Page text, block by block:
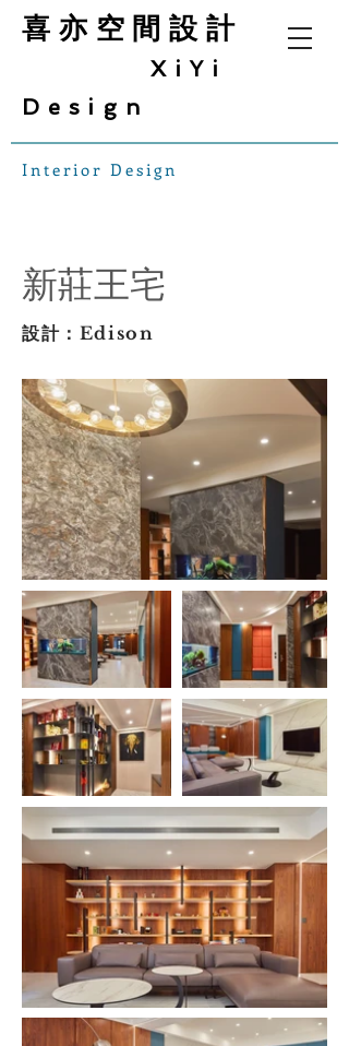
喜亦空間設計
XiYi
Design
Interior Design
新莊王宅
設計：Edison